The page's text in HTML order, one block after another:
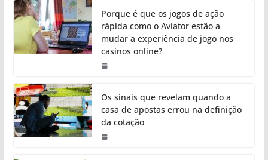
Porque é que os jogos de ação
rápida como o Aviator estão a
mudar a experiência de jogo nos
casinos online?
Os sinais que revelam quando a
casa de apostas errou na definição
da cotação